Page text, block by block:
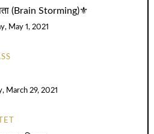
(Brain Storming)⚜️
May 1, 2021
March 29, 2021
TET